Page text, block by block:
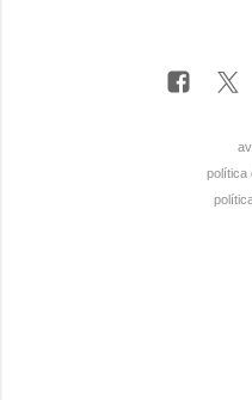
política